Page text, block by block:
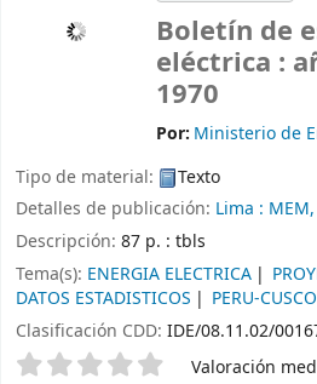
Boletín de
eléctrica :
1970
Por: Ministerio de
Tipo de material:
Texto
Detalles de publicación: Lima : MEM,
Descripción: 87 p. : tbls
Tema(s): ENERGIA ELECTRICA
DATOS ESTADISTICOS
PERU-CUSCO
Clasificación CDD: IDE/08.11.02/
Valoración Valoración